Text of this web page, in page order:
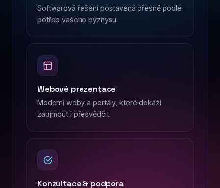
Softwarová řešení postavená přesně podle
potřeb vašeho byznysu.
Webové prezentace
Moderní weby a portály, které dokáží
zaujmout i přesvědčit.
Konzultace & podpora